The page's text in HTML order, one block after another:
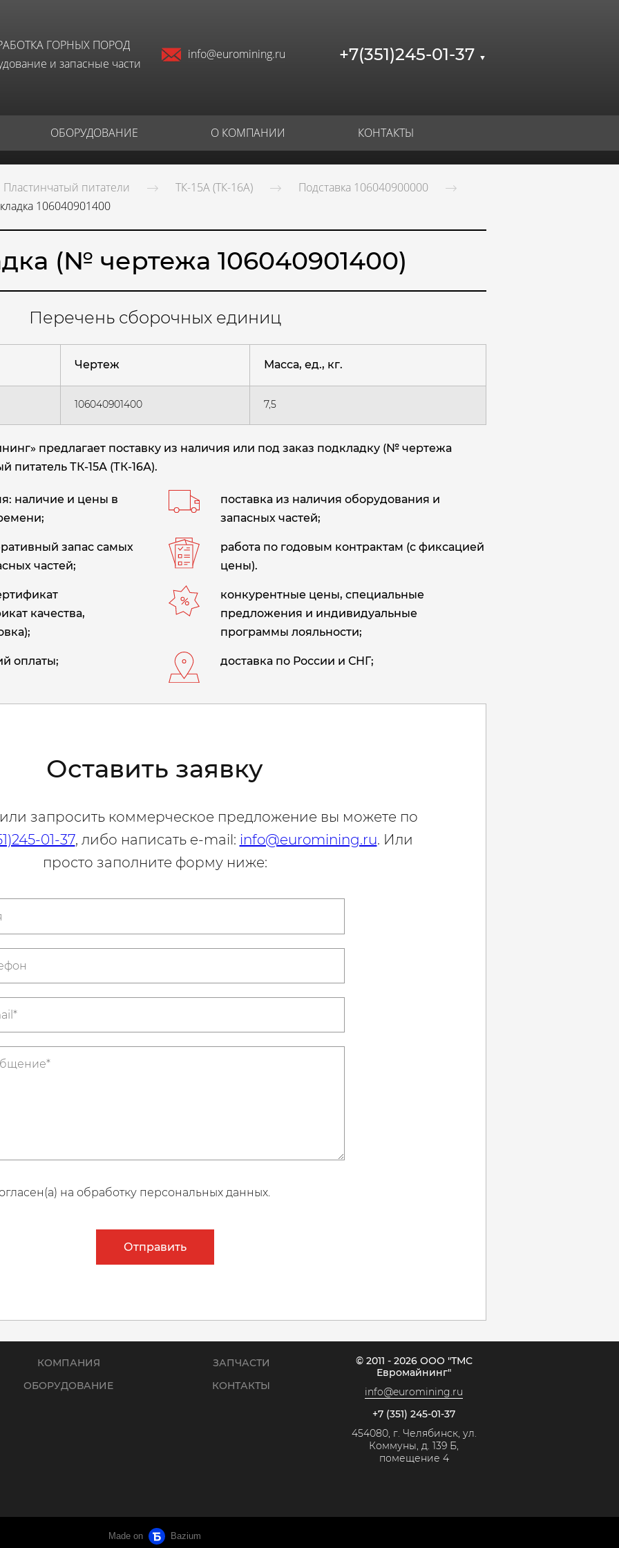
ГОРНЫХ ПОРОД
и запасные части
info@euromining.ru +7(351)245-01-37 ▼
ОБОРУДОВАНИЕ О КОМПАНИИ КОНТАКТЫ
Пластинчатый питатели ТК-15А (ТК-16А)
Подставка 106040900000
106040901400
(№ чертежа 106040901400)
Перечень сборочных единиц
Чертеж Масса, ед., кг.
106040901400 7,5
предлагает поставку из наличия или под заказ подкладку (№ чертежа
питатель ТК-15А (ТК-16А).
наличие и цены в
поставка из наличия оборудования и
запасных частей;
запас самых
частей;
работа по годовым контрактам (с фиксацией
цены).
качества,
конкурентные цены, специальные
предложения и индивидуальные
программы лояльности;
оплаты; доставка по России и СНГ;
Оставить заявку
запросить коммерческое предложение вы можете по
01-37, либо написать e-mail: info@euromining.ru. Или
просто заполните форму ниже:
на обработку персональных данных.
Отправить
КОМПАНИЯ
ОБОРУДОВАНИЕ
ЗАПЧАСТИ
КОНТАКТЫ
© 2011 - 2026 ООО "ТМС
Евромайнинг"
info@euromining.ru
+7 (351) 245-01-37
454080, г. Челябинск, ул.
Коммуны, д. 139 Б,
помещение 4
Made on Bazium